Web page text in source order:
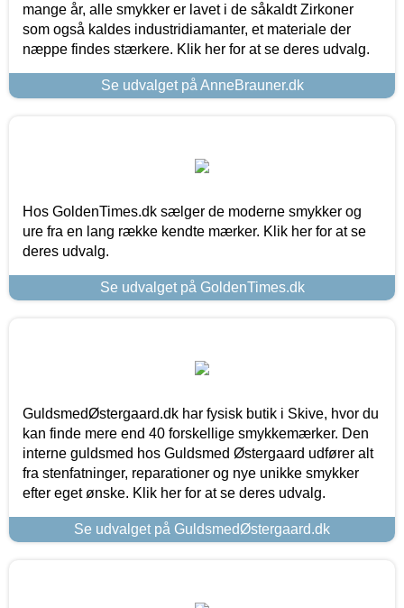
mange år, alle smykker er lavet i de såkaldt Zirkoner
som også kaldes industridiamanter, et materiale der
næppe findes stærkere. Klik her for at se deres udvalg.
Se udvalget på AnneBrauner.dk
Hos GoldenTimes.dk sælger de moderne smykker og
ure fra en lang række kendte mærker. Klik her for at se
deres udvalg.
Se udvalget på GoldenTimes.dk
GuldsmedØstergaard.dk har fysisk butik i Skive, hvor du
kan finde mere end 40 forskellige smykkemærker. Den
interne guldsmed hos Guldsmed Østergaard udfører alt
fra stenfatninger, reparationer og nye unikke smykker
efter eget ønske. Klik her for at se deres udvalg.
Se udvalget på GuldsmedØstergaard.dk